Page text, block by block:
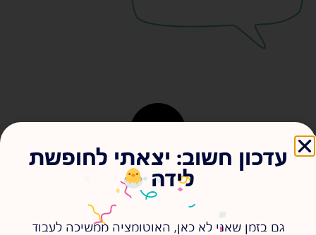
עדכון חשוב: יצאתי לחופשת
לידה
גם בזמן שאני לא כאן, האוטומציה ממשיכה לעבוד